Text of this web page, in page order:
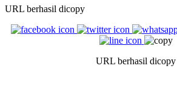
URL berhasil dicopy
URL berhasil dicopy